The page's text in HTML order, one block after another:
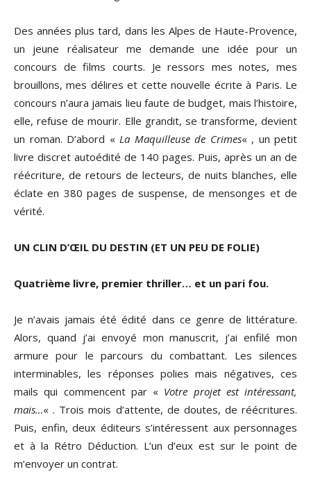
Des années plus tard, dans les Alpes de Haute-Provence,
un jeune réalisateur me demande une idée pour un
concours de films courts. Je ressors mes notes, mes
brouillons, mes délires et cette nouvelle écrite à Paris. Le
concours n’aura jamais lieu faute de budget, mais l’histoire,
elle, refuse de mourir. Elle grandit, se transforme, devient
un roman. D’abord « La Maquilleuse de Crimes« , un petit
livre discret autoédité de 140 pages. Puis, après un an de
réécriture, de retours de lecteurs, de nuits blanches, elle
éclate en 380 pages de suspense, de mensonges et de
vérité.
UN CLIN D’ŒIL DU DESTIN (ET UN PEU DE FOLIE)
Quatrième livre, premier thriller… et un pari fou.
Je n’avais jamais été édité dans ce genre de littérature.
Alors, quand j’ai envoyé mon manuscrit, j’ai enfilé mon
armure pour le parcours du combattant. Les silences
interminables, les réponses polies mais négatives, ces
mails qui commencent par « Votre projet est intéressant,
mais…« . Trois mois d’attente, de doutes, de réécritures.
Puis, enfin, deux éditeurs s’intéressent aux personnages
et à la Rétro Déduction. L’un d’eux est sur le point de
m’envoyer un contrat.